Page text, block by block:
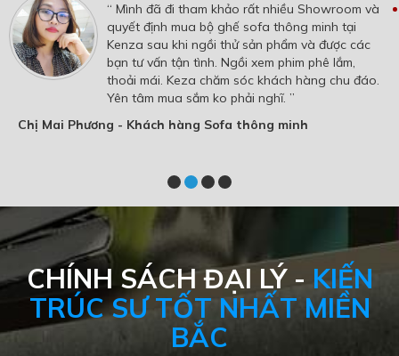
“ Mình đã đi tham khảo rất nhiều Showroom và
quyết định mua bộ ghế sofa thông minh tại
Kenza sau khi ngồi thử sản phẩm và được các
bạn tư vấn tận tình. Ngồi xem phim phê lắm,
thoải mái. Keza chăm sóc khách hàng chu đáo.
Yên tâm mua sắm ko phải nghĩ. ”
Chị Mai Phương - Khách hàng Sofa thông minh
CHÍNH SÁCH ĐẠI LÝ - KIẾN
TRÚC SƯ TỐT NHẤT MIỀN
BẮC